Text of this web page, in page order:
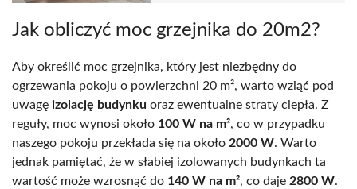
Jak obliczyć moc grzejnika do 20m2?
Aby określić moc grzejnika, który jest niezbędny do
ogrzewania pokoju o powierzchni 20 m², warto wziąć pod
uwagę izolację budynku oraz ewentualne straty ciepła. Z
reguły, moc wynosi około 100 W na m², co w przypadku
naszego pokoju przekłada się na około 2000 W. Warto
jednak pamiętać, że w słabiej izolowanych budynkach ta
wartość może wzrosnąć do 140 W na m², co daje 2800 W.